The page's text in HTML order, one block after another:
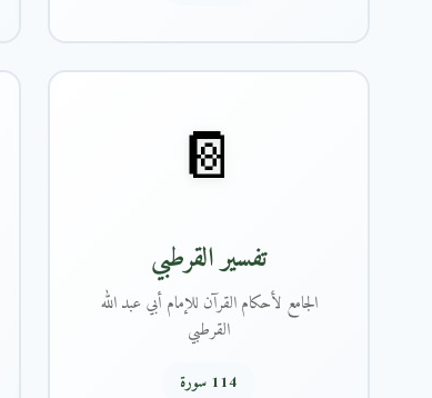
📔
تفسير القرطبي
الجامع لأحكام القرآن للإمام أبي عبد الله
القرطبي
114 سورة